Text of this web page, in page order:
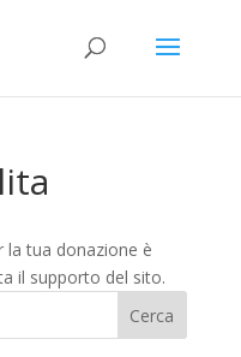
la tua donazione è
il supporto del sito.
Cerca